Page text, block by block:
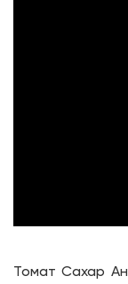
Томат Сахар